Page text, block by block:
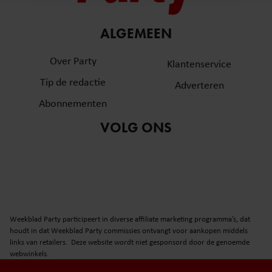
informatie over uw gebruik van onze site met onze
partners voor social media, adverteren en analyse. Deze
informatie die u aan ze heeft verstrekt of die ze hebben
gaat akkoord met onze cookies als u onze website blijft
gebruiken.
ALGEMEEN
Over Party
Tip de redactie
Abonnementen
Klantenservice
Adverteren
VOLG ONS
Weekblad Party participeert in diverse affiliate marketing programma’s, dat
houdt in dat Weekblad Party commissies ontvangt voor aankopen middels
links van retailers. Deze website wordt niet gesponsord door de genoemde
webwinkels.